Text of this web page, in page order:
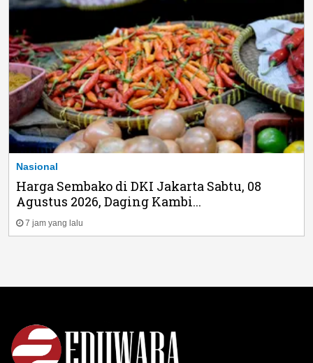
Nasional
Harga Sembako di DKI Jakarta Sabtu, 08
Agustus 2026, Daging Kambi...
7 jam yang lalu